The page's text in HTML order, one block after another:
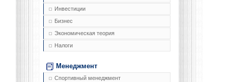
Инвестиции
Бизнес
Экономическая теория
Налоги
Менеджмент
Спортивный менеджмент